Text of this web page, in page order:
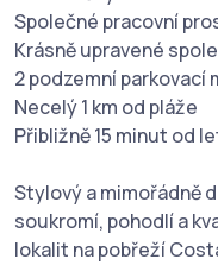
Společné pracovní
Krásně upravené
2 podzemní parkovací
Necelý 1 km od pláže
Přibližně 15 minut od
Stylový a mimořádně
soukromí, pohodlí a
lokalit na pobřeží